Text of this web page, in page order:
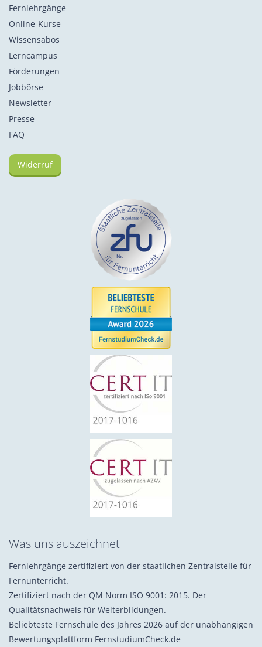
Fernlehrgänge
Online-Kurse
Wissensabos
Lerncampus
Förderungen
Jobbörse
Newsletter
Presse
FAQ
Widerruf
Was uns auszeichnet
Fernlehrgänge zertifiziert von der staatlichen Zentralstelle für
Fernunterricht.
Zertifiziert nach der QM Norm ISO 9001: 2015. Der
Qualitätsnachweis für Weiterbildungen.
Beliebteste Fernschule des Jahres 2026 auf der unabhängigen
Bewertungsplattform FernstudiumCheck.de